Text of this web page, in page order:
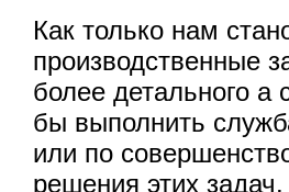
Как только нам
производственные
более детального а
бы выполнить
или по
решения этих задач.